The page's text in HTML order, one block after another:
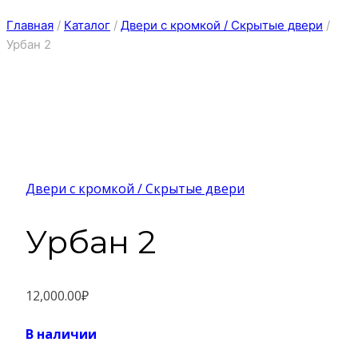
Главная / Каталог / Двери с кромкой / Скрытые двери /
Урбан 2
Двери с кромкой / Скрытые двери
Урбан 2
12,000.00₽
В наличии